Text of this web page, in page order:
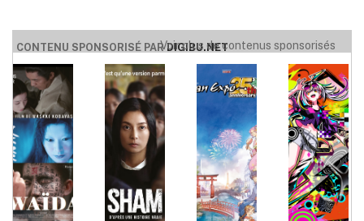
CONTENU SPONSORISÉ PARDIGIBU.NET
Voir plus de contenus sponsorisés